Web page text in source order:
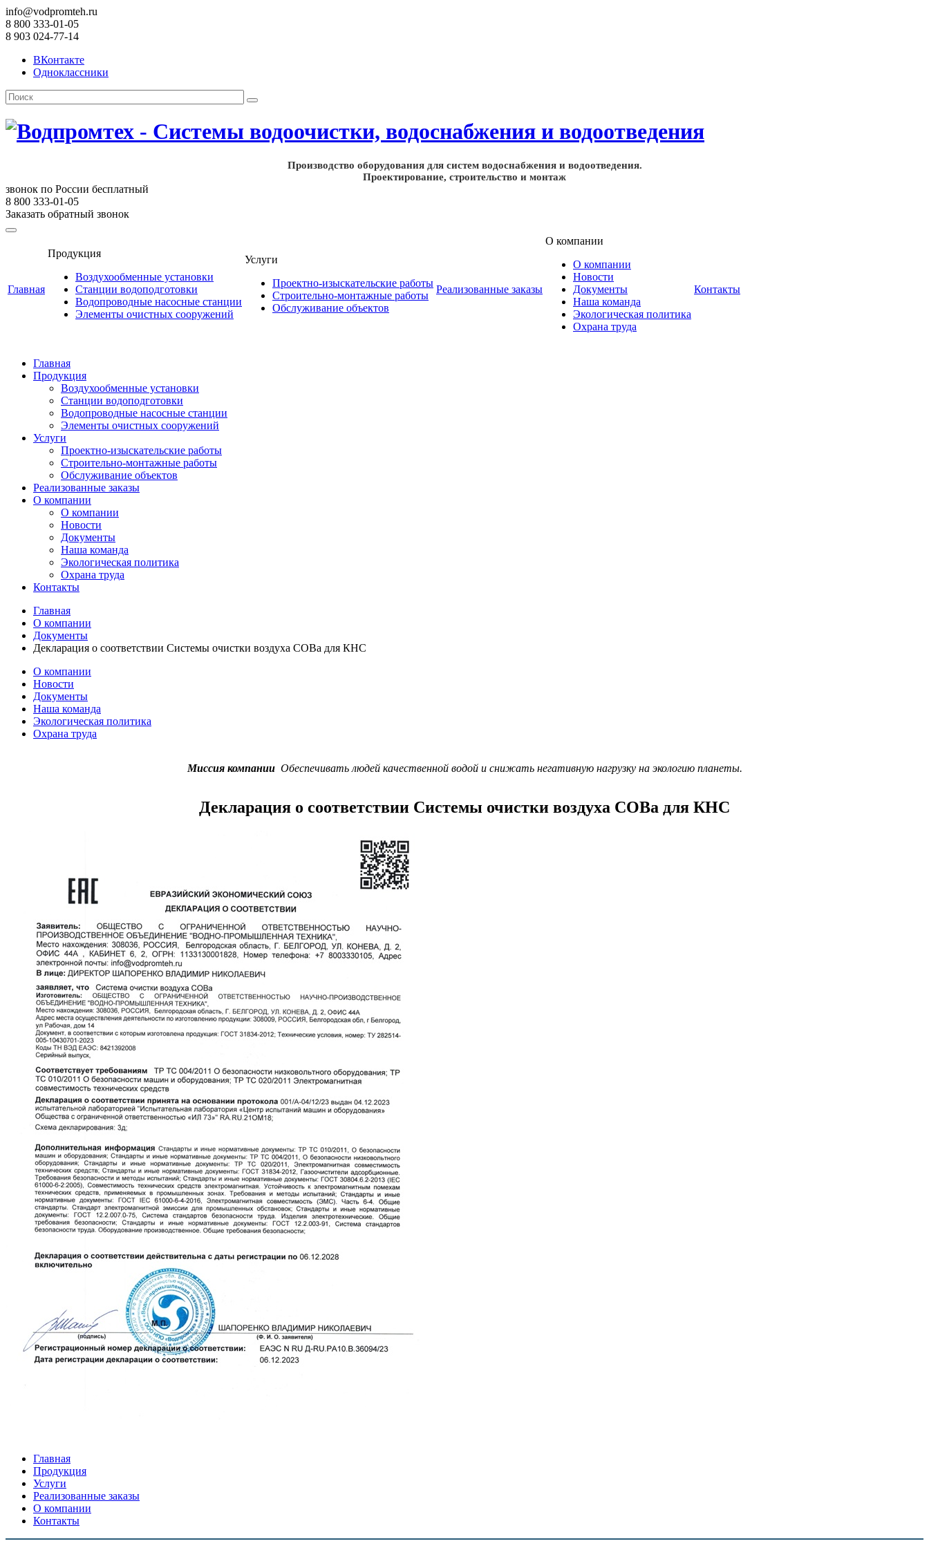
info@vodpromteh.ru
8 800 333-01-05
8 903 024-77-14
ВКонтакте
Одноклассники
Производство оборудования для систем водоснабжения и водоотведения.
Проектирование, строительство и монтаж
звонок по России бесплатный
8 800 333-01-05
Заказать обратный звонок
Главная
Продукция
Воздухообменные установки
Станции водоподготовки
Водопроводные насосные станции
Элементы очистных сооружений
Услуги
Проектно-изыскательские работы
Строительно-монтажные работы
Обслуживание объектов
Реализованные заказы
О компании
О компании
Новости
Документы
Наша команда
Экологическая политика
Охрана труда
Контакты
Главная
Продукция
Воздухообменные установки
Станции водоподготовки
Водопроводные насосные станции
Элементы очистных сооружений
Услуги
Проектно-изыскательские работы
Строительно-монтажные работы
Обслуживание объектов
Реализованные заказы
О компании
О компании
Новости
Документы
Наша команда
Экологическая политика
Охрана труда
Контакты
Главная
О компании
Документы
Декларация о соответствии Системы очистки воздуха СОВа для КНС
О компании
Новости
Документы
Наша команда
Экологическая политика
Охрана труда
Миссия компании Обеспечивать людей качественной водой и снижать негативную нагрузку на экологию планеты.
Декларация о соответствии Системы очистки воздуха СОВа для КНС
Главная
Продукция
Услуги
Реализованные заказы
О компании
Контакты